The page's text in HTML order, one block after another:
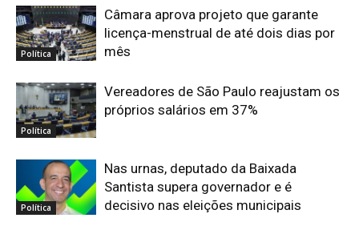
Política
Câmara aprova projeto que garante
licença-menstrual de até dois dias por
mês
Política
Vereadores de São Paulo reajustam os
próprios salários em 37%
Política
Nas urnas, deputado da Baixada
Santista supera governador e é
decisivo nas eleições municipais